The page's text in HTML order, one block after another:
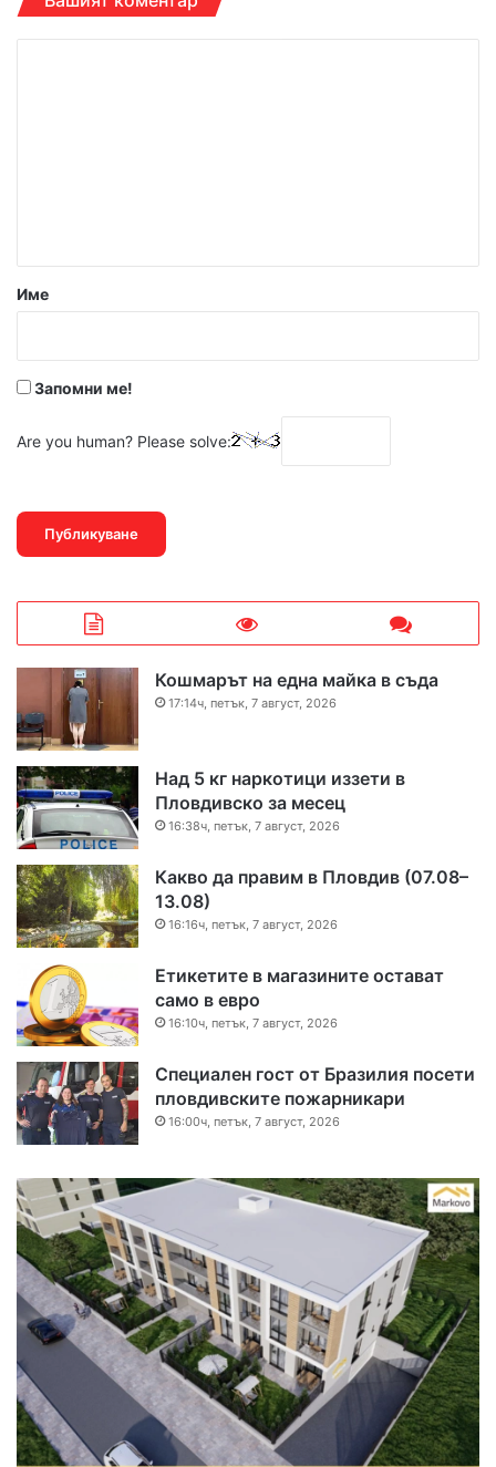
р
Име
Запомни ме!
Are you human? Please solve:
Кошмарът на една майка в съда
17:14ч, петък, 7 август, 2026
Над 5 кг наркотици иззети в
Пловдивско за месец
16:38ч, петък, 7 август, 2026
Какво да правим в Пловдив (07.08–
13.08)
16:16ч, петък, 7 август, 2026
Етикетите в магазините остават
само в евро
16:10ч, петък, 7 август, 2026
Специален гост от Бразилия посети
пловдивските пожарникари
16:00ч, петък, 7 август, 2026